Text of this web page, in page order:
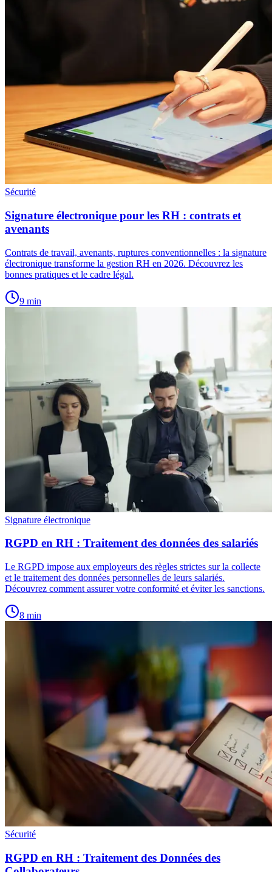
Sécurité
Signature électronique pour les RH : contrats et
avenants
Contrats de travail, avenants, ruptures conventionnelles : la signature
électronique transforme la gestion RH en 2026. Découvrez les
bonnes pratiques et le cadre légal.
9 min
Signature électronique
RGPD en RH : Traitement des données des salariés
Le RGPD impose aux employeurs des règles strictes sur la collecte
et le traitement des données personnelles de leurs salariés.
Découvrez comment assurer votre conformité et éviter les sanctions.
8 min
Sécurité
RGPD en RH : Traitement des Données des